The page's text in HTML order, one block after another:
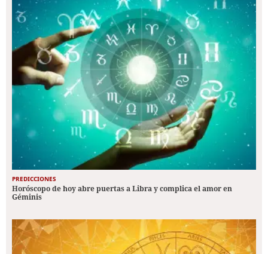
PREDICCIONES
Horóscopo de hoy abre puertas a Libra y complica el amor en
Géminis